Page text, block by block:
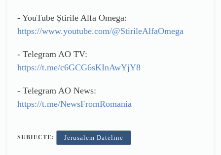
- YouTube Știrile Alfa Omega:
https://www.youtube.com/@StirileAlfaOmega
- Telegram AO TV:
https://t.me/c6GCG6sKInAwYjY8
- Telegram AO News:
https://t.me/NewsFromRomania
SUBIECTE: Jerusalem Dateline